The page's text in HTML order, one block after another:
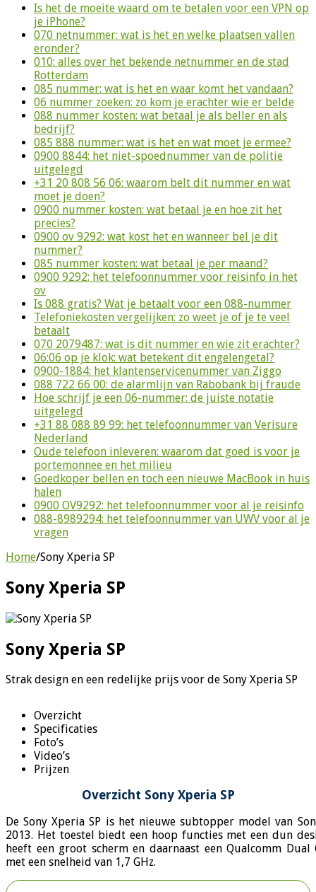
Is het de moeite waard om te betalen voor een VPN op
je iPhone?
070 netnummer: wat is het en welke plaatsen vallen
eronder?
010: alles over het bekende netnummer en de stad
Rotterdam
085 nummer: wat is het en waar komt het vandaan?
06 nummer zoeken: zo kom je erachter wie er belde
088 nummer kosten: wat betaal je als beller en als
bedrijf?
085 888 nummer: wat is het en wat moet je ermee?
0900 8844: het niet-spoednummer van de politie
uitgelegd
+31 20 808 56 06: waarom belt dit nummer en wat
moet je doen?
0900 nummer kosten: wat betaal je en hoe zit het
precies?
0900 ov 9292: wat kost het en wanneer bel je dit
nummer?
085 nummer kosten: wat betaal je per maand?
0900 9292: het telefoonnummer voor reisinfo in het
ov
Is 088 gratis? Wat je betaalt voor een 088-nummer
Telefoniekosten vergelijken: zo weet je of je te veel
betaalt
070 2079487: wat is dit nummer en wie zit erachter?
06:06 op je klok: wat betekent dit engelengetal?
0900-1884: het klantenservicenummer van Ziggo
088 722 66 00: de alarmlijn van Rabobank bij fraude
Hoe schrijf je een 06-nummer: de juiste notatie
uitgelegd
+31 88 088 89 99: het telefoonnummer van Verisure
Nederland
Oude telefoon inleveren: waarom dat goed is voor je
portemonnee en het milieu
Goedkoper bellen en toch een nieuwe MacBook in huis
halen
0900 OV9292: het telefoonnummer voor al je reisinfo
088-8989294: het telefoonnummer van UWV voor al je
vragen
Home/Sony Xperia SP
Sony Xperia SP
Sony Xperia SP
Strak design en een redelijke prijs voor de Sony Xperia SP
Overzicht
Specificaties
Foto’s
Video’s
Prijzen
Overzicht Sony Xperia SP
De Sony Xperia SP is het nieuwe subtopper model van
2013. Het toestel biedt een hoop functies met een dun
heeft een groot scherm en daarnaast een Qualcomm Dual
met een snelheid van 1,7 GHz.